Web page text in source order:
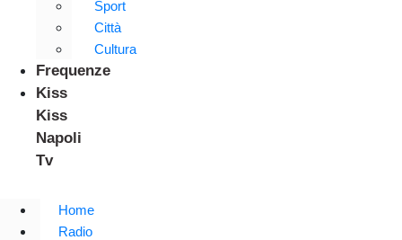
Sport
Città
Cultura
Frequenze
Kiss
Kiss
Napoli
Tv
Home
Radio